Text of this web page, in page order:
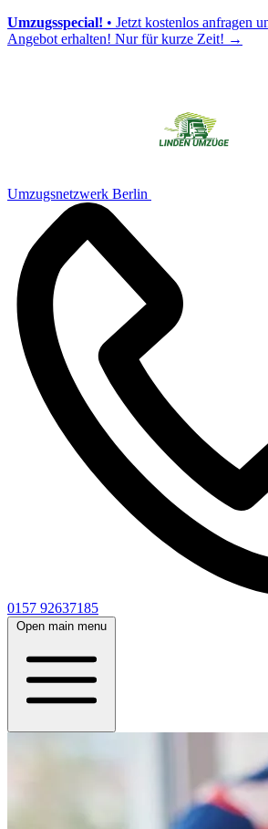
Umzugsspecial! • Jetzt kostenlos anfragen
Angebot erhalten! Nur für kurze Zeit! →
Umzugsnetzwerk Berlin
0157 92637185
Open main menu